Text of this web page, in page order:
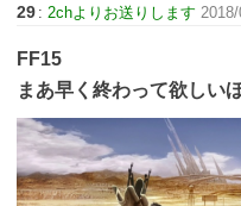
29 : 2chよりお送りします
FF15
まあ早く終わって欲しい